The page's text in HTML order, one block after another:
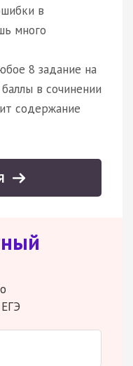
в
много
8 задание на
в сочинении
содержание